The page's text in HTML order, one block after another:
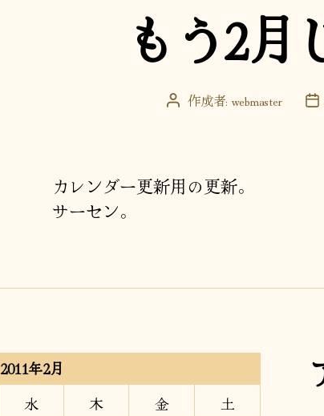
リ
もう2月
投 作成者: webmaster
投
カレンダー更新用の更新。
サーセン。
2011年2月
水 木 金
土